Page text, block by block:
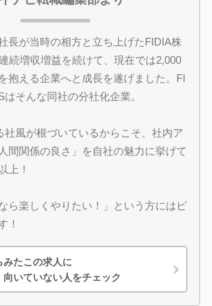
長が当時の相方と立ち上げたFIDIA株
続増収増益を続けて、現在では2,000
抱える企業へと成長を遂げました。FI
そんな同社の分社化企業。
社風が根づいているからこそ、社内ア
間関係の良さ」を自社の魅力に挙げて
上！
ら楽しくやりたい！」という方にはピ
！
たこの求人に
向いていない人をチェック